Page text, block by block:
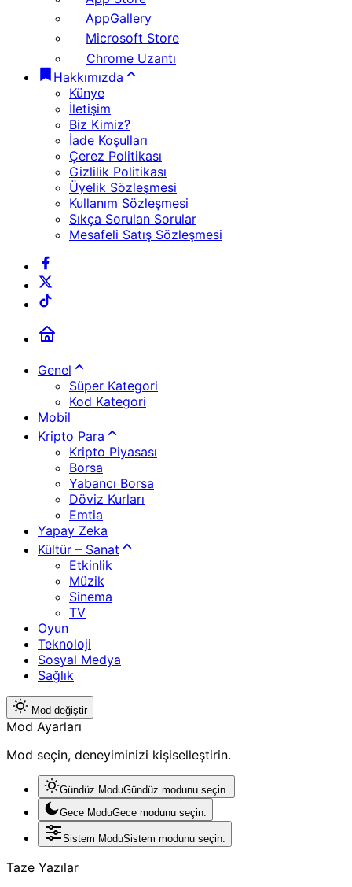
AppGallery
Microsoft Store
Chrome Uzantı
Hakkımızda
Künye
İletişim
Biz Kimiz?
İade Koşulları
Çerez Politikası
Gizlilik Politikası
Üyelik Sözleşmesi
Kullanım Sözleşmesi
Sıkça Sorulan Sorular
Mesafeli Satış Sözleşmesi
Genel
Süper Kategori
Kod Kategori
Mobil
Kripto Para
Kripto Piyasası
Borsa
Yabancı Borsa
Döviz Kurları
Emtia
Yapay Zeka
Kültür – Sanat
Etkinlik
Müzik
Sinema
TV
Oyun
Teknoloji
Sosyal Medya
Sağlık
Mod değiştir
Mod Ayarları
Mod seçin, deneyiminizi kişiselleştirin.
Gündüz ModuGündüz modunu seçin.
Gece ModuGece modunu seçin.
Sistem ModuSistem modunu seçin.
Taze Yazılar